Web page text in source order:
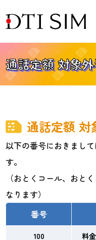
通話定額 対象
通話定額 対
以下の番号におきまし
す。
（おとくコール、おと
なります）
番号
100 料